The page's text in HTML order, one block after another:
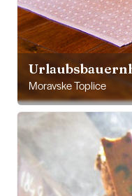
Moravske Toplice